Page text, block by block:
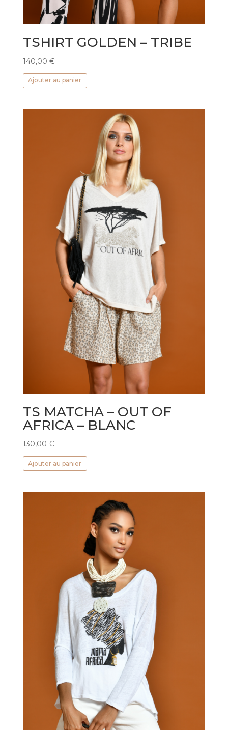
TSHIRT GOLDEN – TRIBE
140,00 €
Ajouter au panier
TS MATCHA – OUT OF
AFRICA – BLANC
130,00 €
Ajouter au panier